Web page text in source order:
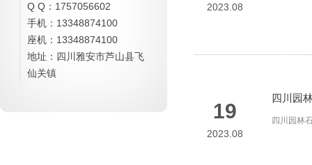
Q Q：1757056602
手机：13348874100
座机：13348874100
地址：四川雅安市芦山县飞
仙关镇
2023.08
19
2023.08
四川园
四川园林